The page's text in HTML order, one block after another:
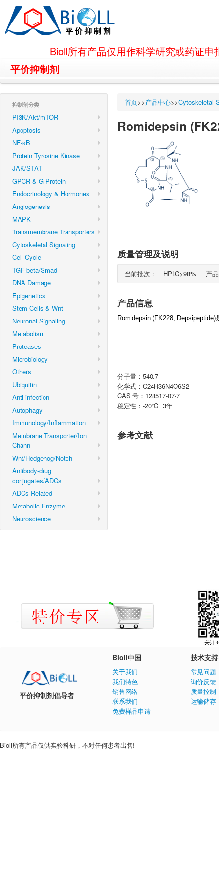
Bioll所有产品仅用作科学研究或药证
平价抑制剂
抑制剂分类
PI3K/Akt/mTOR
Apoptosis
NF-κB
Protein Tyrosine Kinase
JAK/STAT
GPCR & G Protein
Endocrinology & Hormones
Angiogenesis
MAPK
Transmembrane Transporters
Cytoskeletal Signaling
Cell Cycle
TGF-beta/Smad
DNA Damage
Epigenetics
Stem Cells & Wnt
Neuronal Signaling
Metabolism
Proteases
Microbiology
Others
Ubiquitin
Anti-infection
Autophagy
Immunology/Inflammation
Membrane Transporter/Ion
Chann
Wnt/Hedgehog/Notch
Antibody-drug
conjugates/ADCs
ADCs Related
Metabolic Enzyme
Neuroscience
首页>>产品中心>>Cytoskeletal
Romidepsin
质量管理及说明
当前批次： HPLC>98% 产品
产品信息
Romidepsin (FK228, Depsipeptide)
分子量：540.7
化学式：C24H36N4O6S2
CAS 号：128517-07-7
稳定性：-20℃ 3年
参考文献
平价抑制剂倡导者
Bioll中国
关于我们
我们特色
销售网络
联系我们
免费样品申请
技术支持
常见问题
询价反馈
质量控制
运输储存
Bioll所有产品仅供实验科研，不对任何患者出售!